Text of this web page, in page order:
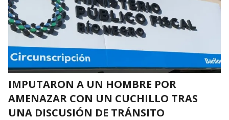
IMPUTARON A UN HOMBRE POR
AMENAZAR CON UN CUCHILLO TRAS
UNA DISCUSIÓN DE TRÁNSITO